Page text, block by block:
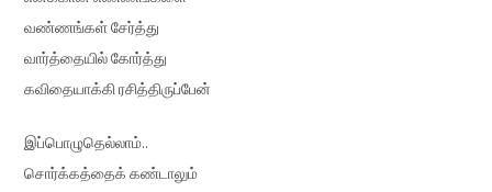
வண்ணங்கள் சேர்த்து
வார்த்தையில் கோர்த்து
கவிதையாக்கி ரசித்திருப்பேன்
இப்பொழுதெல்லாம்..
சொர்க்கத்தைக் கண்டாலும்